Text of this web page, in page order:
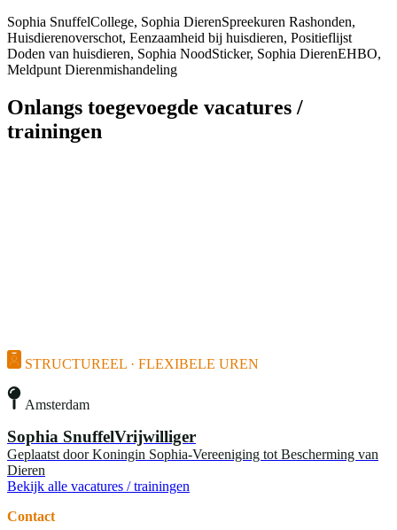
Sophia SnuffelCollege, Sophia DierenSpreekuren Rashonden,
Huisdierenoverschot, Eenzaamheid bij huisdieren, Positieflijst
Doden van huisdieren, Sophia NoodSticker, Sophia DierenEHBO,
Meldpunt Dierenmishandeling
Onlangs toegevoegde vacatures /
trainingen
STRUCTUREEL · FLEXIBELE UREN
Amsterdam
Sophia SnuffelVrijwilliger
Geplaatst door Koningin Sophia-Vereeniging tot Bescherming van
Dieren
Bekijk alle vacatures / trainingen
Contact